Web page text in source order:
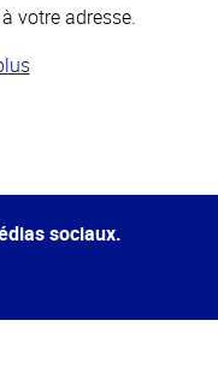
votre adresse.
sociaux.